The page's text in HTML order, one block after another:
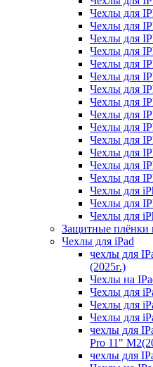
Чехлы для
Чехлы для
Чехлы для
Чехлы для
Чехлы для
Чехлы для
Чехлы для
Чехлы для
Чехлы для
Чехлы для
Чехлы для
Чехлы для
Чехлы для
Чехлы для
Чехлы для
Чехлы для
Чехлы для
Защитные плёнки
Чехлы для iPad
чехлы для
(2025г.)
Чехлы на
Чехлы для
Чехлы для
Чехлы для
чехлы для
Pro 11"
чехлы для